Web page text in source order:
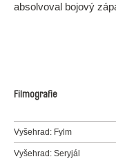
absolvoval bojový
Filmografie
Vyšehrad: Fylm
Vyšehrad: Seryjál